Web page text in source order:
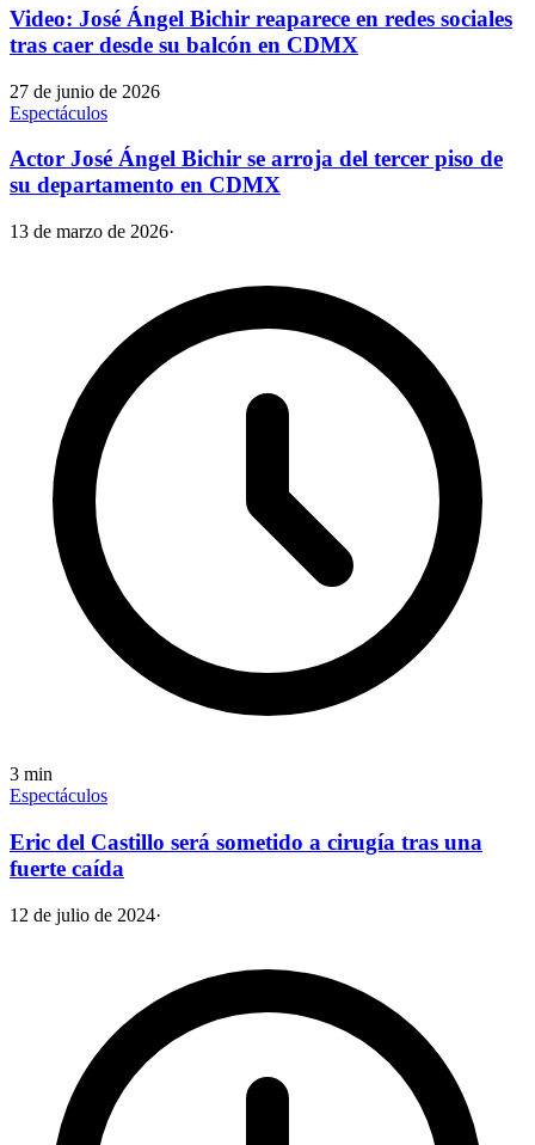
Video: José Ángel Bichir reaparece en redes sociales
tras caer desde su balcón en CDMX
27 de junio de 2026
Espectáculos
Actor José Ángel Bichir se arroja del tercer piso de
su departamento en CDMX
13 de marzo de 2026·
3 min
Espectáculos
Eric del Castillo será sometido a cirugía tras una
fuerte caída
12 de julio de 2024·